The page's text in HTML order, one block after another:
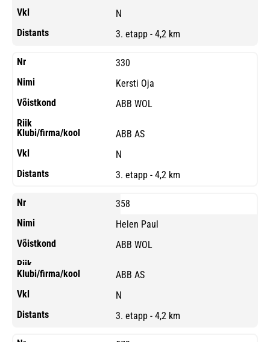
N
3. etapp - 4,2 km
330
Kersti Oja
ABB WOL
ABB AS
N
3. etapp - 4,2 km
358
Helen Paul
ABB WOL
ABB AS
N
3. etapp - 4,2 km